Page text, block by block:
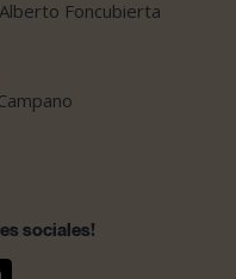
Foncubierta
sociales!